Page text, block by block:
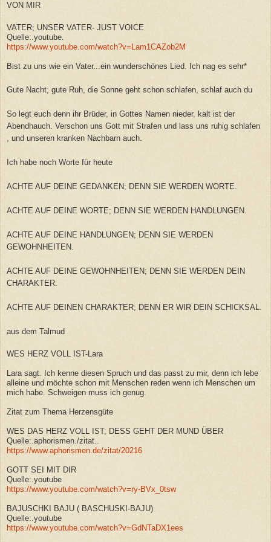
VON MIR
VATER; UNSER VATER- JUST VOICE
Quelle:.youtube.
https://www.youtube.com/watch?v=Lam1CAZob2M
Bist zu uns wie ein Vater...ein wunderschönes Lied. Ich nag es sehr*
Gute Nacht, gute Ruh, die Sonne geht schon schlafen, schlaf auch du
So legt euch denn ihr Brüder, in Gottes Namen nieder, kalt ist der
Abendhauch. Verschon uns Gott mit Strafen und lass uns ruhig schlafen
, und unseren kranken Nachbarn auch.
Ich habe noch Worte für heute
ACHTE AUF DEINE GEDANKEN; DENN SIE WERDEN WORTE.
ACHTE AUF DEINE WORTE; DENN SIE WERDEN HANDLUNGEN.
ACHTE AUF DEINE HANDLUNGEN; DENN SIE WERDEN
GEWOHNHEITEN.
ACHTE AUF DEINE GEWOHNHEITEN; DENN SIE WERDEN DEIN
CHARAKTER.
ACHTE AUF DEINEN CHARAKTER; DENN ER WIR DEIN SCHICKSAL.
aus dem Talmud
WES HERZ VOLL IST-Lara
Lara sagt. Ich kenne diesen Spruch und das passt zu mir, denn ich lebe
alleine und möchte schon mit Menschen reden wenn ich Menschen um
mich habe. Schweigen muss ich genug.
Zitat zum Thema Herzensgüte
WES DAS HERZ VOLL IST; DESS GEHT DER MUND ÜBER
Quelle:.aphorismen./zitat..
https://www.aphorismen.de/zitat/20216
GOTT SEI MIT DIR
Quelle:.youtube
https://www.youtube.com/watch?v=ry-BVx_0tsw
BAJUSCHKI BAJU ( BASCHUSKI-BAJU)
Quelle:.youtube
https://www.youtube.com/watch?v=GdNTaDX1ees